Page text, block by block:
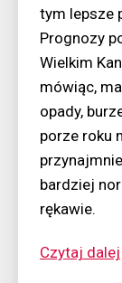
tym lepsze
Prognozy
Wielkim
mówiąc,
opady,
porze roku
bardziej
rękawie.
Czytaj dalej